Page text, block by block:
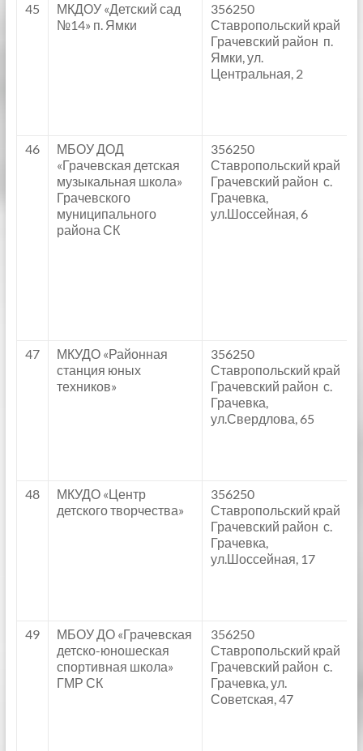
45
МКДОУ «Детский сад
№14» п. Ямки
356250
Ставропольский край
Грачевский район п.
Ямки, ул.
Центральная, 2
46
МБОУ ДОД
«Грачевская детская
музыкальная школа»
Грачевского
муниципального
района СК
356250
Ставропольский край
Грачевский район с.
Грачевка,
ул.Шоссейная, 6
47
МКУДО «Районная
станция юных
техников»
356250
Ставропольский край
Грачевский район с.
Грачевка,
ул.Свердлова, 65
48
МКУДО «Центр
детского творчества»
356250
Ставропольский край
Грачевский район с.
Грачевка,
ул.Шоссейная, 17
49
МБОУ ДО «Грачевская
детско-юношеская
спортивная школа»
ГМР СК
356250
Ставропольский край
Грачевский район с.
Грачевка, ул.
Советская, 47